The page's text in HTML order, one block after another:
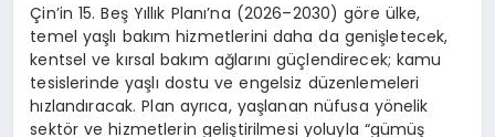
Çin’in 15. Beş Yıllık Planı’na (2026–2030) göre ülke,
temel yaşlı bakım hizmetlerini daha da genişletecek,
kentsel ve kırsal bakım ağlarını güçlendirecek; kamu
tesislerinde yaşlı dostu ve engelsiz düzenlemeleri
hızlandıracak. Plan ayrıca, yaşlanan nüfusa yönelik
sektör ve hizmetlerin geliştirilmesi yoluyla “gümüş